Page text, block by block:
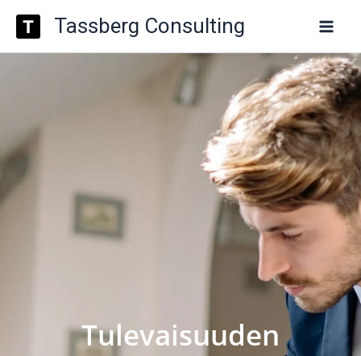
Siirry
sisältöön Tassberg Consulting
Tulevaisuuden